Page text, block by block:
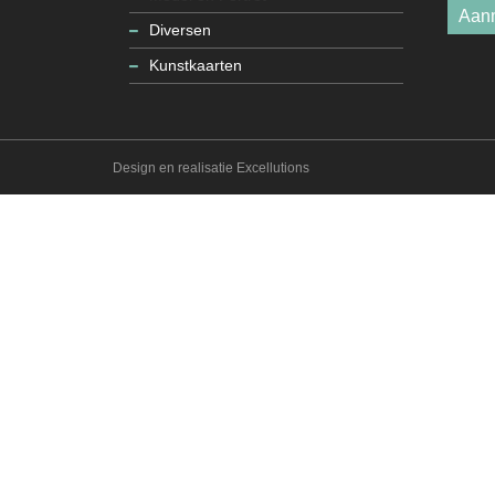
Diversen
Kunstkaarten
Design en realisatie Excellutions